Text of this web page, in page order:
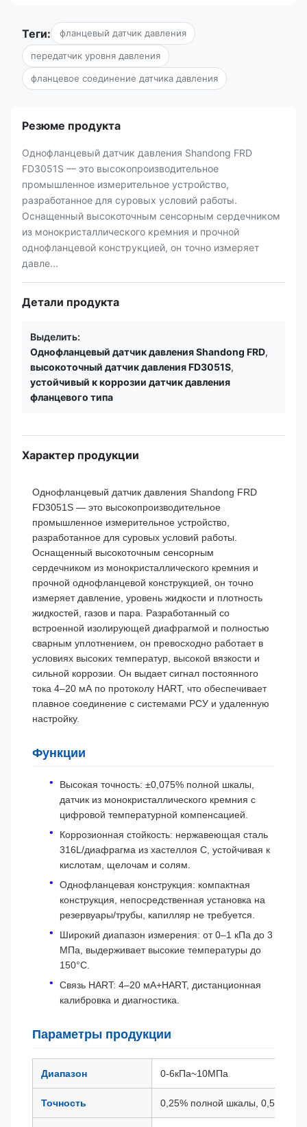
Теги: фланцевый датчик давления
передатчик уровня давления
фланцевое соединение датчика давления
Резюме продукта
Однофланцевый датчик давления Shandong FRD
FD3051S — это высокопроизводительное
промышленное измерительное устройство,
разработанное для суровых условий работы.
Оснащенный высокоточным сенсорным сердечником
из монокристаллического кремния и прочной
однофланцевой конструкцией, он точно измеряет
давле...
Детали продукта
Выделить:
Однофланцевый датчик давления Shandong FRD,
высокоточный датчик давления FD3051S,
устойчивый к коррозии датчик давления
фланцевого типа
Характер продукции
Однофланцевый датчик давления Shandong FRD
FD3051S — это высокопроизводительное
промышленное измерительное устройство,
разработанное для суровых условий работы.
Оснащенный высокоточным сенсорным
сердечником из монокристаллического кремния и
прочной однофланцевой конструкцией, он точно
измеряет давление, уровень жидкости и плотность
жидкостей, газов и пара. Разработанный со
встроенной изолирующей диафрагмой и полностью
сварным уплотнением, он превосходно работает в
условиях высоких температур, высокой вязкости и
сильной коррозии. Он выдает сигнал постоянного
тока 4–20 мА по протоколу HART, что обеспечивает
плавное соединение с системами РСУ и удаленную
настройку.
Функции
Высокая точность: ±0,075% полной шкалы,
датчик из монокристаллического кремния с
цифровой температурной компенсацией.
Коррозионная стойкость: нержавеющая сталь
316L/диафрагма из хастеллоя C, устойчивая к
кислотам, щелочам и солям.
Однофланцевая конструкция: компактная
конструкция, непосредственная установка на
резервуары/трубы, капилляр не требуется.
Широкий диапазон измерения: от 0–1 кПа до 3
МПа, выдерживает высокие температуры до
150°C.
Связь HART: 4–20 мА+HART, дистанционная
калибровка и диагностика.
Параметры продукции
Диапазон 0-6кПа~10МПа
Точность 0,25% полной шкалы, 0,5%